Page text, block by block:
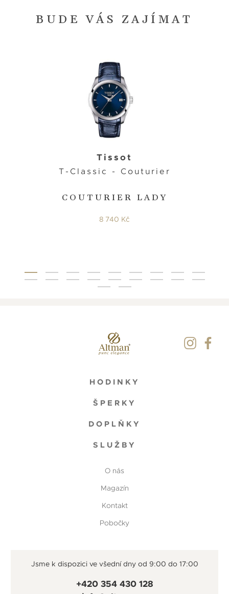
BUDE VÁS ZAJÍMAT
COUTURIER LADY
Tissot
T-Classic - Couturier
8 740 Kč
HODINKY
ŠPERKY
DOPLŇKY
SLUŽBY
O nás
Magazín
Kontakt
Pobočky
Jsme k dispozici ve všední dny od 9:00 do 17:00
+420 354 430 128